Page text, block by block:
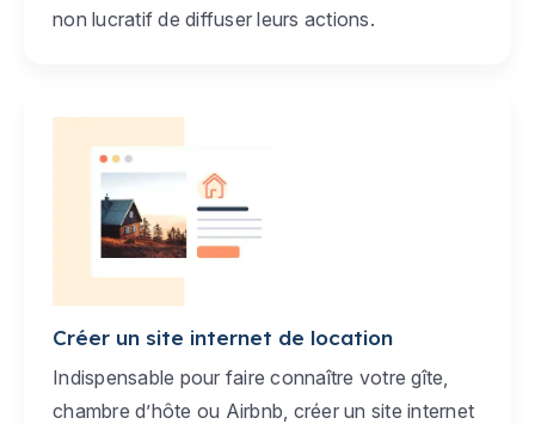
non lucratif de diffuser leurs actions.
Créer un site internet de location
Indispensable pour faire connaître votre gîte,
chambre d’hôte ou Airbnb, créer un site internet